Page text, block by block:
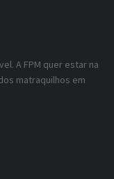
A FPM quer estar na
matraquilhos em